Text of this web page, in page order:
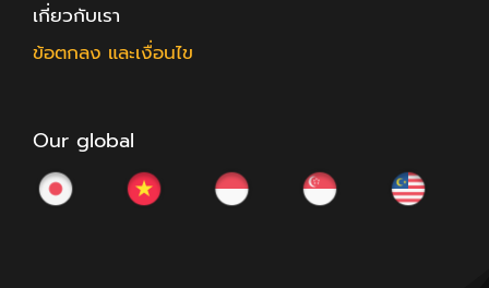
เกี่ยวกับเรา
ข้อตกลง และเงื่อนไข
Our global